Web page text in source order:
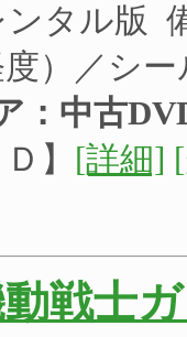
ンタル版
）／シ
：中古
】 [詳細]
動戦士